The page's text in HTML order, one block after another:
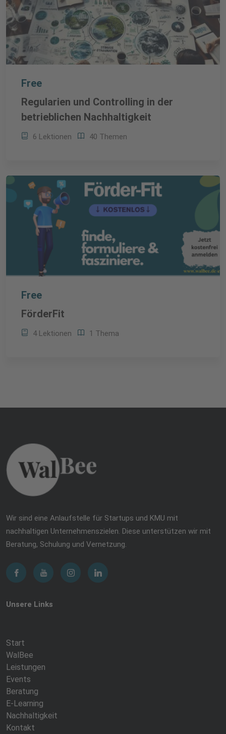
Free
Regularien und Controlling in der
betrieblichen Nachhaltigkeit
6 Lektionen 40 Themen
Free
FörderFit
4 Lektionen 1 Thema
Wir sind eine Anlaufstelle für Startups und KMU mit
nachhaltigen Unternehmenszielen. Diese unterstützen wir mit
Beratung, Schulung und Vernetzung.
Unsere Links
Start
WalBee
Leistungen
Events
Beratung
E-Learning
Nachhaltigkeit
Kontakt